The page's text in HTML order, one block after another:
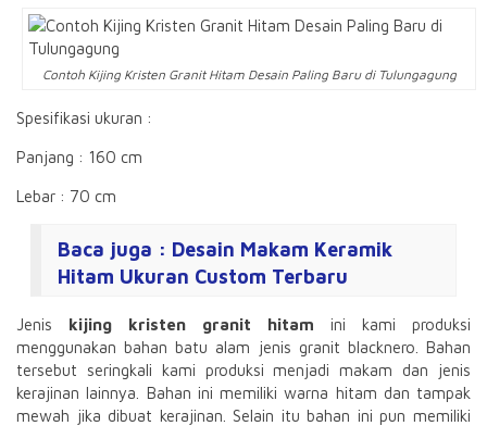
Contoh Kijing Kristen Granit Hitam Desain Paling Baru di Tulungagung
Spesifikasi ukuran :
Panjang : 160 cm
Lebar : 70 cm
Baca juga : Desain Makam Keramik
Hitam Ukuran Custom Terbaru
Jenis kijing kristen granit hitam ini kami produksi
menggunakan bahan batu alam jenis granit blacknero. Bahan
tersebut seringkali kami produksi menjadi makam dan jenis
kerajinan lainnya. Bahan ini memiliki warna hitam dan tampak
mewah jika dibuat kerajinan. Selain itu bahan ini pun memiliki